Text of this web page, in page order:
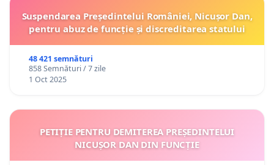
Suspendarea Președintelui României, Nicușor Dan,
pentru abuz de funcție și discreditarea statului
48 421 semnături
858 Semnături / 7 zile
1 Oct 2025
PETIȚIE PENTRU DEMITEREA PREȘEDINTELUI
NICUȘOR DAN DIN FUNCȚIE